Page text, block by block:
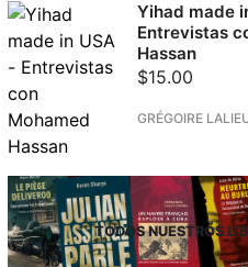
Yihad made
Entrevistas
Hassan
$15.00
GRÉGOIRE
TODOS NUESTROS